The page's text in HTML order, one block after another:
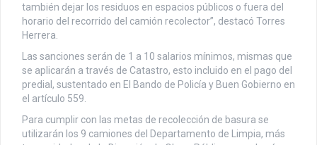
también dejar los residuos en espacios públicos o fuera del
horario del recorrido del camión recolector”, destacó Torres
Herrera.
Las sanciones serán de 1 a 10 salarios mínimos, mismas que
se aplicarán a través de Catastro, esto incluido en el pago del
predial, sustentado en El Bando de Policía y Buen Gobierno en
el artículo 559.
Para cumplir con las metas de recolección de basura se
utilizarán los 9 camiones del Departamento de Limpia, más